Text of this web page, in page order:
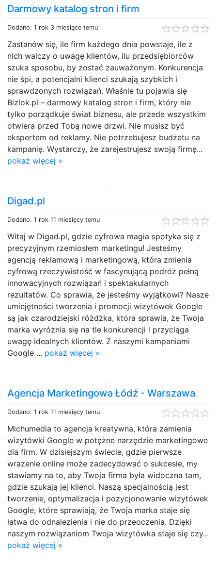
Darmowy katalog stron i firm
Dodano: 1 rok 3 miesiące temu
Zastanów się, ile firm każdego dnia powstaje, ile z
nich walczy o uwagę klientów, ilu przedsiębiorców
szuka sposobu, by zostać zauważonym. Konkurencja
nie śpi, a potencjalni klienci szukają szybkich i
sprawdzonych rozwiązań. Właśnie tu pojawia się
Bizlok.pl – darmowy katalog stron i firm, który nie
tylko porządkuje świat biznesu, ale przede wszystkim
otwiera przed Tobą nowe drzwi. Nie musisz być
ekspertem od reklamy. Nie potrzebujesz budżetu na
kampanię. Wystarczy, że zarejestrujesz swoją firmę...
pokaż więcej »
Digad.pl
Dodano: 1 rok 11 miesięcy temu
Witaj w Digad.pl, gdzie cyfrowa magia spotyka się z
precyzyjnym rzemiosłem marketingu! Jesteśmy
agencją reklamową i marketingową, która zmienia
cyfrową rzeczywistość w fascynującą podróż pełną
innowacyjnych rozwiązań i spektakularnych
rezultatów. Co sprawia, że jesteśmy wyjątkowi? Nasze
umiejętności tworzenia i promocji wizytówek Google
są jak czarodziejski różdżka, która sprawia, że Twoja
marka wyróżnia się na tle konkurencji i przyciąga
uwagę idealnych klientów. Z naszymi kampaniami
Google ... pokaż więcej »
Agencja Marketingowa Łódź - Warszawa
Dodano: 1 rok 11 miesięcy temu
Michumedia to agencja kreatywna, która zamienia
wizytówki Google w potężne narzędzie marketingowe
dla firm. W dzisiejszym świecie, gdzie pierwsze
wrażenie online może zadecydować o sukcesie, my
stawiamy na to, aby Twoja firma była widoczna tam,
gdzie szukają jej klienci. Naszą specjalnością jest
tworzenie, optymalizacja i pozycjonowanie wizytówek
Google, które sprawiają, że Twoja marka staje się
łatwa do odnalezienia i nie do przeoczenia. Dzięki
naszym rozwiązaniom Twoja wizytówka staje się czy...
pokaż więcej »